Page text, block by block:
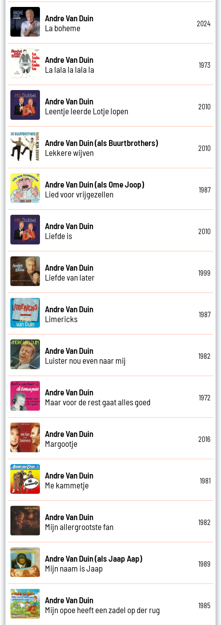
Andre Van Duin
La boheme
2024
Andre Van Duin
La lala la lala la
1973
Andre Van Duin
Leentje leerde Lotje lopen
2010
Andre Van Duin (als Buurtbrothers)
Lekkere wijven
2010
Andre Van Duin (als Ome Joop)
Lied voor vrijgezellen
1987
Andre Van Duin
Liefde is
2010
Andre Van Duin
Liefde van later
1999
Andre Van Duin
Limericks
1987
Andre Van Duin
Luister nou even naar mij
1982
Andre Van Duin
Maar voor de rest gaat alles goed
1972
Andre Van Duin
Margootje
2016
Andre Van Duin
Me kammetje
1981
Andre Van Duin
Mijn allergrootste fan
1982
Andre Van Duin (als Jaap Aap)
Mijn naam is Jaap
1989
Andre Van Duin
Mijn opoe heeft een zadel op der rug
1985